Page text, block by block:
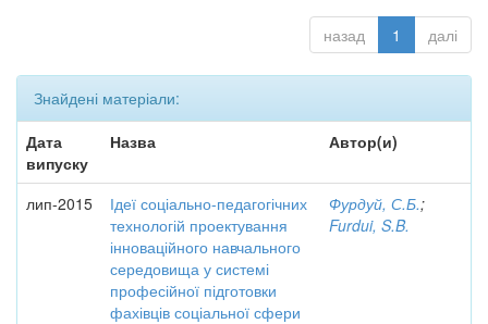
назад 1 далі
Знайдені матеріали:
Дата
випуску
Назва Автор(и)
лип-2015
Ідеї соціально-педагогічних
технологій проектування
інноваційного навчального
середовища у системі
професійної підготовки
фахівців соціальної сфери
Фурдуй, С.Б.;
Furdui, S.B.